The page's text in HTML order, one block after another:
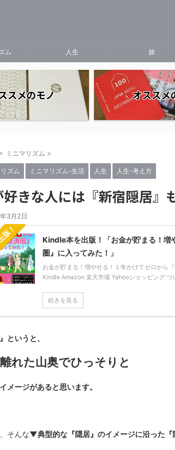
ム 人生 旅
スメのモノ オススメ
> ミニマリズム >
ズム ミニマリズム-生活 人生 人生-考え方
きな人には『新宿隠居』
3月2日
！
Kindle本を出版！「お金が貯まる！増
圏』に入ってみた！」
お金が貯まる！増やせる！１年かけてゼロから
Kindle Amazon 楽天市場 Yahooショッピング つ
続きを見る
というと、
れた山奥でひっそりと
メージがあると思います。
そんな▼典型的な『隠居』のイメージに沿った『